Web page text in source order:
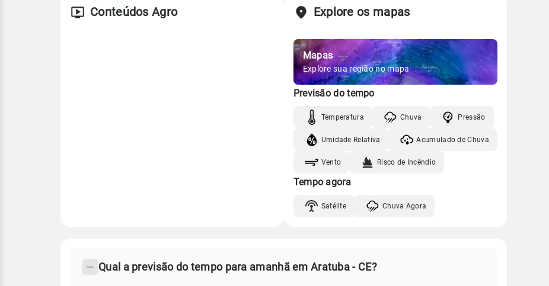
Conteúdos Agro Explore os mapas
Mapas
Explore sua região no mapa
Previsão do tempo
Temperatura Chuva Pressão
Umidade Relativa Acumulado de Chuva
Vento Risco de Incêndio
Tempo agora
Satélite Chuva Agora
Qual a previsão do tempo para amanhã em Aratuba - CE?